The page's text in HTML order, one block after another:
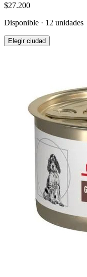
$27.200
Disponible · 12 unidades
Elegir ciudad